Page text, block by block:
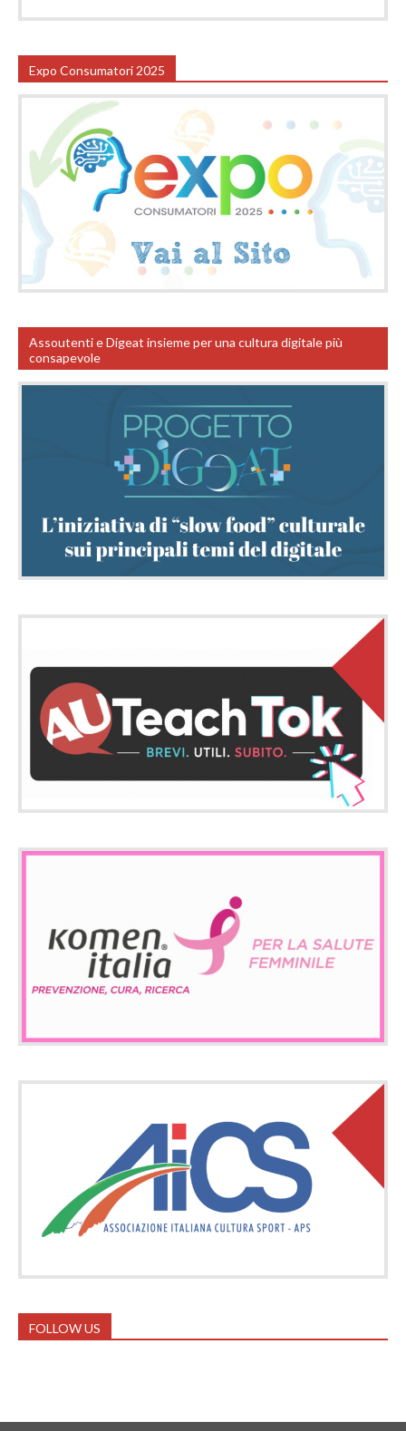
Expo Consumatori 2025
Assoutenti e Digeat insieme per una cultura digitale più
consapevole
FOLLOW US